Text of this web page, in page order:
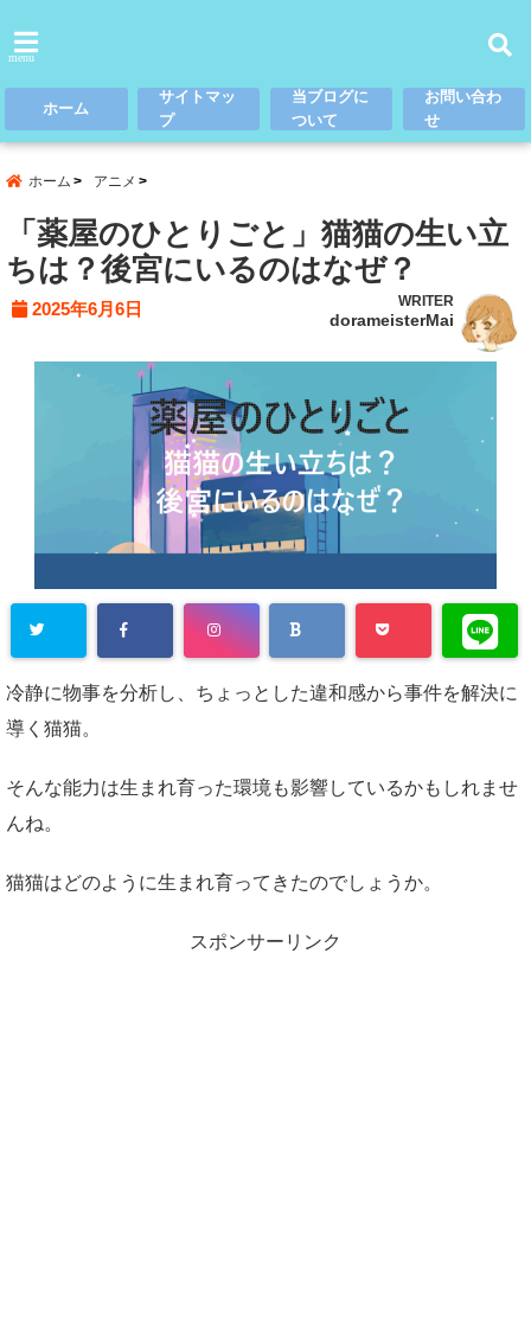
menu
ホーム
サイトマッ
プ
当ブログに
ついて
お問い合わ
せ
ホーム アニメ
「薬屋のひとりごと」猫猫の生い立
ちは？後宮にいるのはなぜ？
2025年6月6日 WRITER
dorameisterMai
冷静に物事を分析し、ちょっとした違和感から事件を解決に
導く猫猫。
そんな能力は生まれ育った環境も影響しているかもしれませ
んね。
猫猫はどのように生まれ育ってきたのでしょうか。
スポンサーリンク